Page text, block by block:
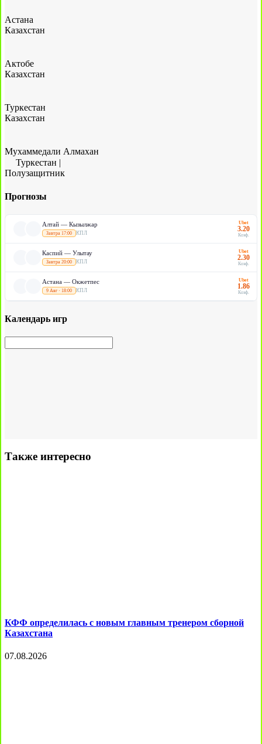
Астана
Казахстан
Актобе
Казахстан
Туркестан
Казахстан
Мухаммедали Алмахан
Туркестан |
Полузащитник
Прогнозы
Алтай — Кызылжар
Завтра 17:00 КПЛ
Ubet
3.20
Коэф.
Каспий — Улытау
Завтра 20:00 КПЛ
Ubet
2.30
Коэф.
Астана — Окжетпес
9 Авг · 18:00 КПЛ
Ubet
1.86
Коэф.
Календарь игр
Также интересно
КФФ определилась с новым главным тренером сборной
Казахстана
07.08.2026